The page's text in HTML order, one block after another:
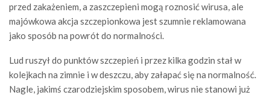
przed zakażeniem, a zaszczepieni mogą roznosić wirusa, ale
majówkowa akcja szczepionkowa jest szumnie reklamowana
jako sposób na powrót do normalności.
Lud ruszył do punktów szczepień i przez kilka godzin stał w
kolejkach na zimnie i w deszczu, aby załapać się na normalność.
Nagle, jakimś czarodziejskim sposobem, wirus nie stanowi już